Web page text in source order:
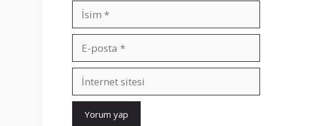
İsim
posta
İnternet
sitesi